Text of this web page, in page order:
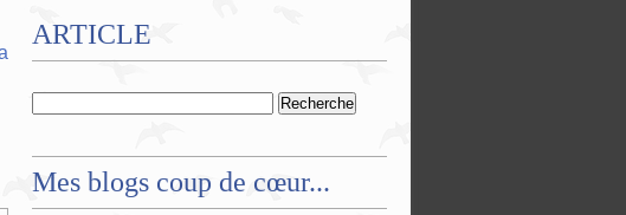
ARTICLE
Mes blogs coup de cœur...